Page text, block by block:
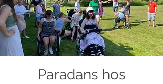
Paradans hos